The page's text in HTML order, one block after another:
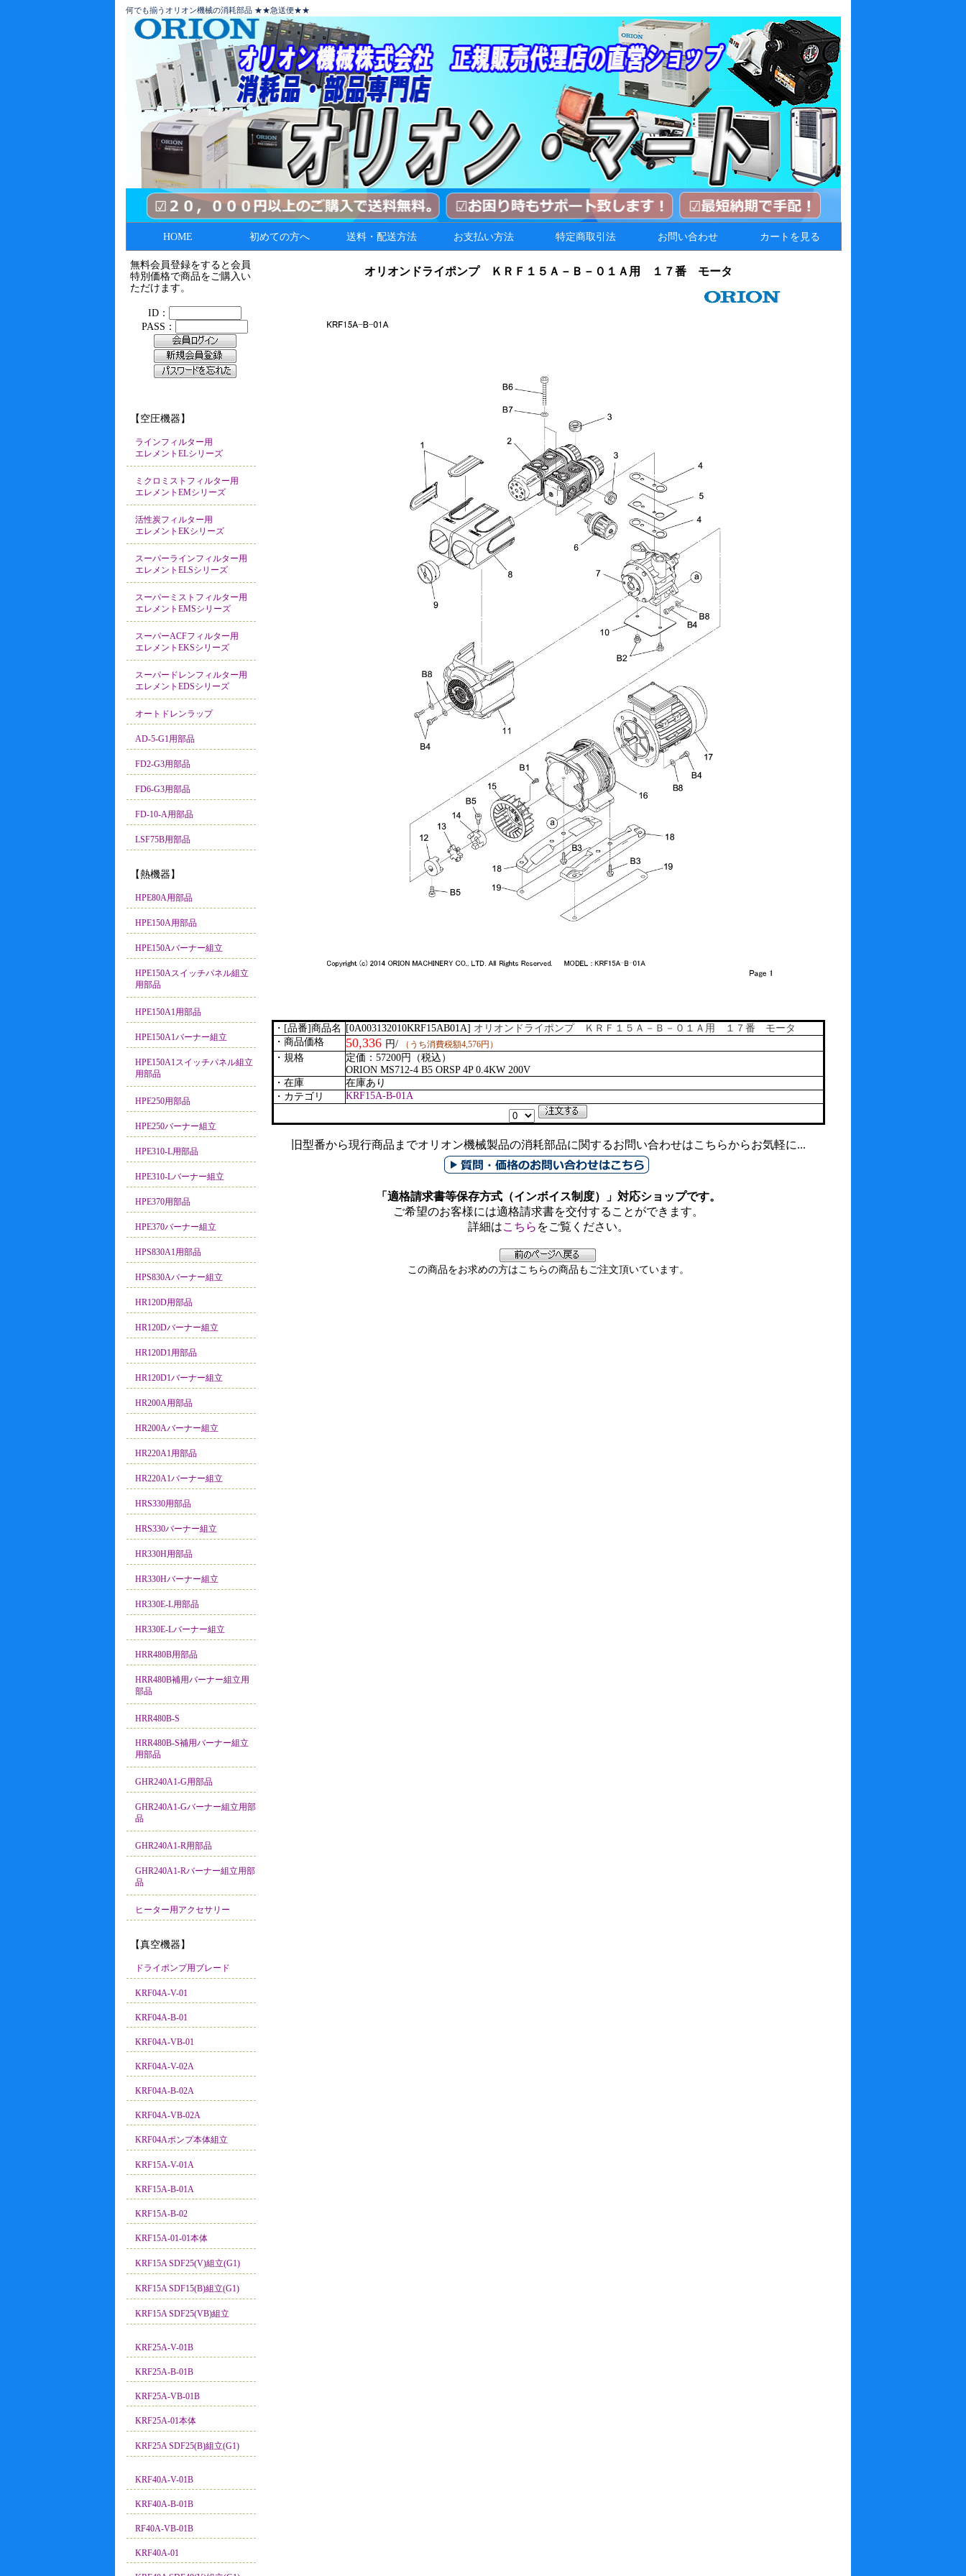
何でも揃うオリオン機械の消耗部品 ★★急送便★★
HOME 初めての方へ 送料・配送方法 お支払い方法 特定商取引法 お問い合わせ カートを見る
無料会員登録をすると会員
特別価格で商品をご購入い
ただけます。
【空圧機器】
ラインフィルター用
エレメントELシリーズ
ミクロミストフィルター用
エレメントEMシリーズ
活性炭フィルター用
エレメントEKシリーズ
スーパーラインフィルター用
エレメントELSシリーズ
スーパーミストフィルター用
エレメントEMSシリーズ
スーパーACFフィルター用
エレメントEKSシリーズ
スーパードレンフィルター用
エレメントEDSシリーズ
オートドレンラップ
AD-5-G1用部品
FD2-G3用部品
FD6-G3用部品
FD-10-A用部品
LSF75B用部品
【熱機器】
HPE80A用部品
HPE150A用部品
HPE150Aバーナー組立
HPE150Aスイッチパネル組立
用部品
HPE150A1用部品
HPE150A1バーナー組立
HPE150A1スイッチパネル組立
用部品
HPE250用部品
HPE250バーナー組立
HPE310-L用部品
HPE310-Lバーナー組立
HPE370用部品
HPE370バーナー組立
HPS830A1用部品
HPS830Aバーナー組立
HR120D用部品
HR120Dバーナー組立
HR120D1用部品
HR120D1バーナー組立
HR200A用部品
HR200Aバーナー組立
HR220A1用部品
HR220A1バーナー組立
HRS330用部品
HRS330バーナー組立
HR330H用部品
HR330Hバーナー組立
HR330E-L用部品
HR330E-Lバーナー組立
HRR480B用部品
HRR480B補用バーナー組立用
部品
HRR480B-S
HRR480B-S補用バーナー組立
用部品
GHR240A1-G用部品
GHR240A1-Gバーナー組立用部
品
GHR240A1-R用部品
GHR240A1-Rバーナー組立用部
品
ヒーター用アクセサリー
【真空機器】
ドライポンプ用ブレード
KRF04A-V-01
KRF04A-B-01
KRF04A-VB-01
KRF04A-V-02A
KRF04A-B-02A
KRF04A-VB-02A
KRF04Aポンプ本体組立
KRF15A-V-01A
KRF15A-B-01A
KRF15A-B-02
KRF15A-01-01本体
KRF15A SDF25(V)組立(G1)
KRF15A SDF15(B)組立(G1)
KRF15A SDF25(VB)組立
KRF25A-V-01B
KRF25A-B-01B
KRF25A-VB-01B
KRF25A-01本体
KRF25A SDF25(B)組立(G1)
KRF40A-V-01B
KRF40A-B-01B
RF40A-VB-01B
KRF40A-01
オリオンドライポンプ ＫＲＦ１５Ａ－Ｂ－０１Ａ用 １７番 モータ
・[品番]商品名 [0A003132010KRF15AB01A] オリオンドライポンプ ＫＲＦ１５Ａ－Ｂ－０１Ａ用 １７番 モータ
・商品価格
50,336 円/ （うち消費税額4,576円）
・規格
定価：57200円（税込）
ORION MS712-4 B5 ORSP 4P 0.4KW 200V
・在庫
在庫あり
・カテゴリ
KRF15A-B-01A
旧型番から現行商品までオリオン機械製品の消耗部品に関するお問い合わせはこちらからお気軽に...
「適格請求書等保存方式（インボイス制度）」対応ショップです。
ご希望のお客様には適格請求書を交付することができます。
詳細はこちら をご覧ください。
この商品をお求めの方はこちらの商品もご注文頂いています。